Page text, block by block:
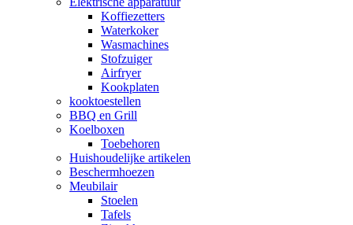
Koffiezetters
Waterkoker
Wasmachines
Stofzuiger
Airfryer
Kookplaten
kooktoestellen
BBQ en Grill
Koelboxen
Toebehoren
Huishoudelijke artikelen
Beschermhoezen
Meubilair
Stoelen
Tafels